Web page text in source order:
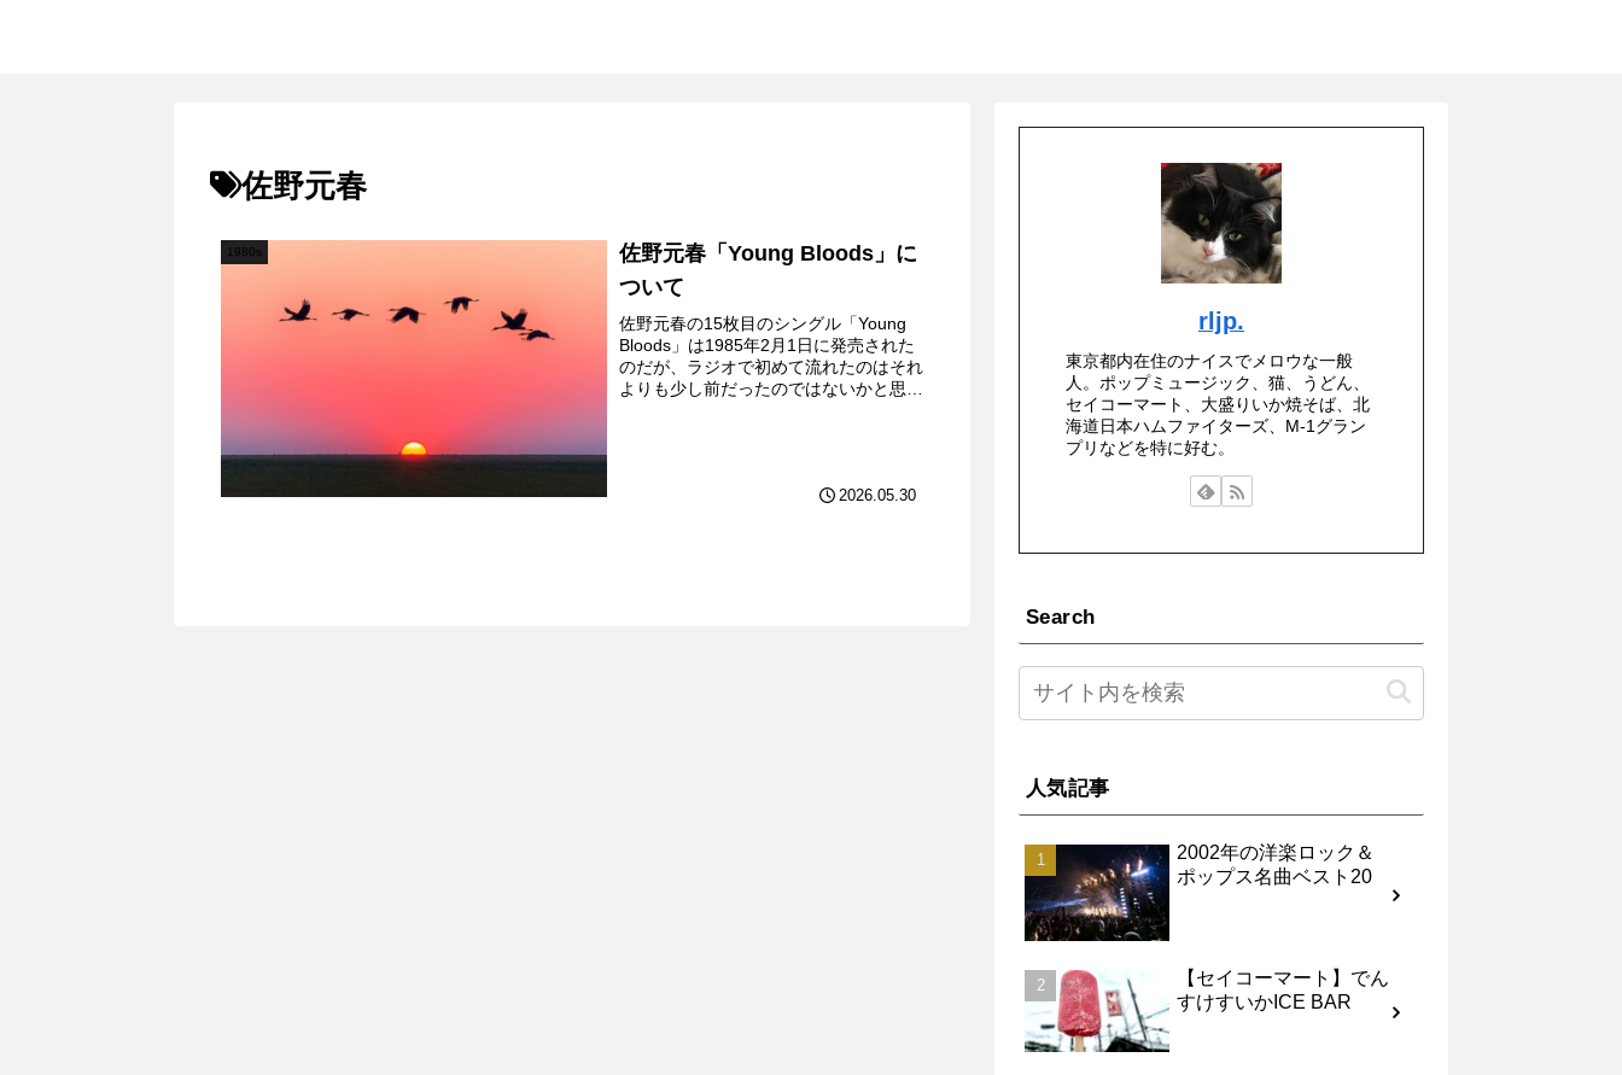
佐野元春
1980s
佐野元春「Young Bloods」に
ついて
佐野元春の15枚目のシングル「Young
Bloods」は1985年2月1日に発売された
のだが、ラジオで初めて流れたのはそれ
よりも少し前だったのではないかと思
2026.05.30
rljp.
東京都内在住のナイスでメロウな一般
人。ポップミュージック、猫、うどん、
セイコーマート、大盛りいか焼そば、北
海道日本ハムファイターズ、M-1グラン
プリなどを特に好む。
Search
人気記事
2002年の洋楽ロック＆
ポップス名曲ベスト20
【セイコーマート】でん
すけすいかICE BAR